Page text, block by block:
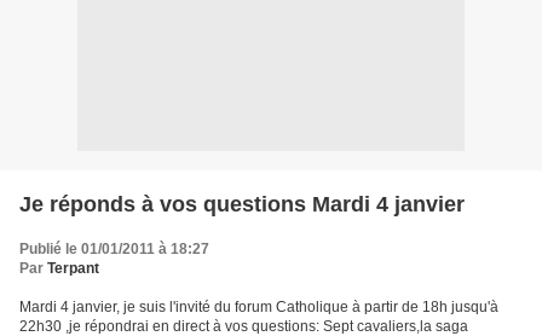
Je réponds à vos questions Mardi 4 janvier
Publié le 01/01/2011 à 18:27
Par Terpant
Mardi 4 janvier, je suis l'invité du forum Catholique à partir de 18h jusqu'à
22h30 ,je répondrai en direct à vos questions: Sept cavaliers,la saga